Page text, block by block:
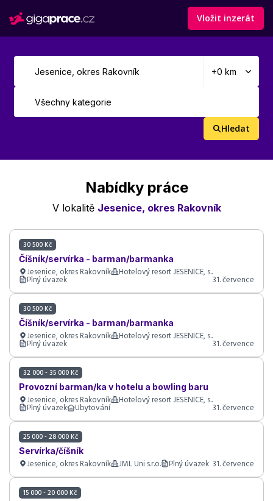
Vložit inzerát
Hledat
Nabídky práce
V lokalitě Jesenice, okres Rakovník
30 500 Kč
Číšník/servírka - barman/barmanka
Jesenice, okres Rakovník Hotelový resort JESENICE, s..
Plný úvazek 31. července
30 500 Kč
Číšník/servírka - barman/barmanka
Jesenice, okres Rakovník Hotelový resort JESENICE, s..
Plný úvazek 31. července
32 000 - 35 000 Kč
Provozní barman/ka v hotelu a bowling baru
Jesenice, okres Rakovník Hotelový resort JESENICE, s..
Plný úvazek Ubytování 31. července
25 000 - 28 000 Kč
Servírka/číšník
Jesenice, okres Rakovník JML Uni s.r.o. Plný úvazek 31. července
15 000 - 20 000 Kč